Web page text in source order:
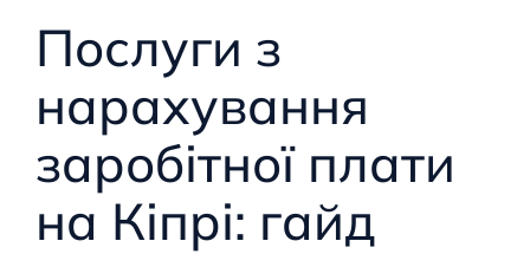
Послуги з
нарахування
заробітної плати
на Кіпрі: гайд